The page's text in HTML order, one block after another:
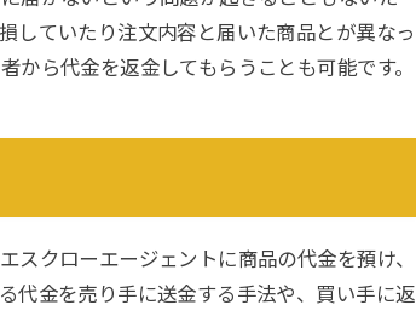
していたり注文内容と届いた商品とが異なっ
ら代金を返金してもらうことも可能です。
スクローエージェントに商品の代金を預け、
代金を売り手に送金する手法や、買い手に返